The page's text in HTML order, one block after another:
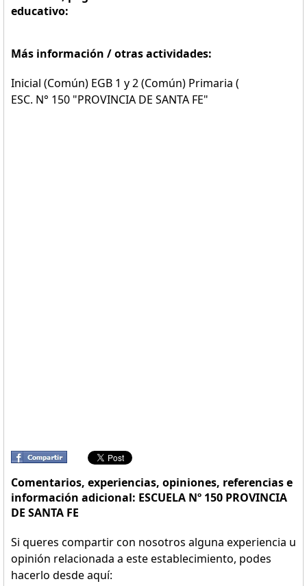
educativo:
Más información / otras actividades:
Inicial (Común) EGB 1 y 2 (Común) Primaria (
ESC. N° 150 "PROVINCIA DE SANTA FE"
Comentarios, experiencias, opiniones, referencias e
información adicional: ESCUELA Nº 150 PROVINCIA
DE SANTA FE
Si queres compartir con nosotros alguna experiencia u
opinión relacionada a este establecimiento, podes
hacerlo desde aquí: